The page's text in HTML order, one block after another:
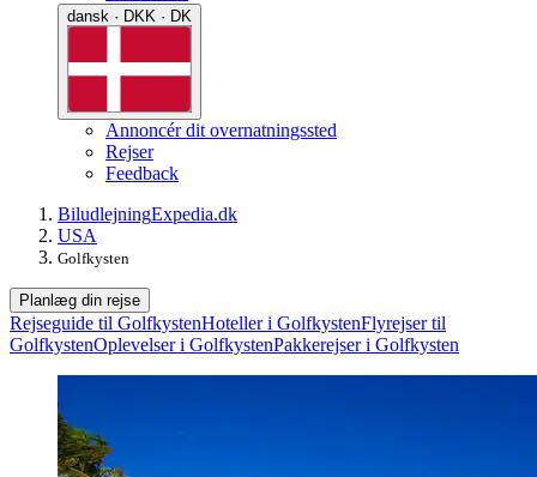
dansk · DKK · DK
Annoncér dit overnatningssted
Rejser
Feedback
BiludlejningExpedia.dk
USA
Golfkysten
Planlæg din rejse
Rejseguide til GolfkystenHoteller i GolfkystenFlyrejser til
GolfkystenOplevelser i GolfkystenPakkerejser i Golfkysten